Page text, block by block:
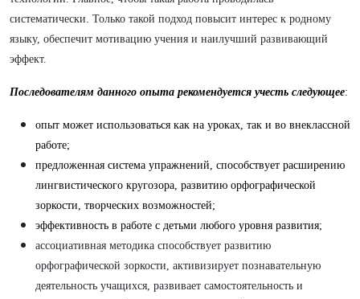
систематически. Только такой подход повысит интерес к родному
языку, обеспечит мотивацию учения и наилучший развивающий
эффект.
Последователям данного опыта рекомендуется учесть следующее:
опыт может использоваться как на уроках, так и во внеклассной
работе;
предложенная система упражнений, способствует расширению
лингвистического кругозора, развитию орфографической
зоркости, творческих возможностей;
эффективность в работе с детьми любого уровня развития;
ассоциативная методика способствует развитию
орфографической зоркости, активизирует познавательную
деятельность учащихся, развивает самостоятельность и